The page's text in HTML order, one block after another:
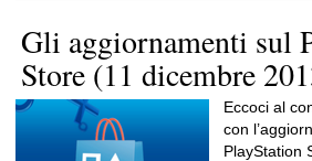
Gli aggiornamenti sul
Store (11 dicembre
Eccoci al
con
PlayStation